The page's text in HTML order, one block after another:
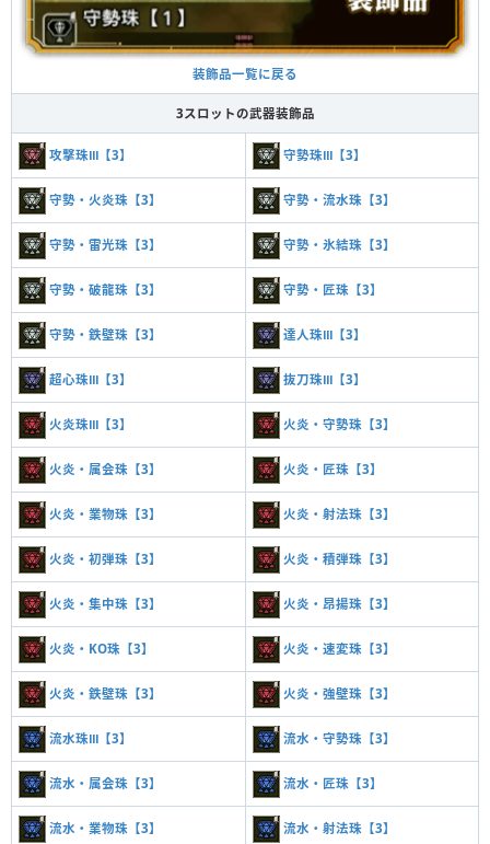
装飾品一覧に戻る
3スロットの武器装飾品
攻撃珠Ⅲ【3】 守勢珠Ⅲ【3】
守勢・火炎珠【3】 守勢・流水珠【3】
守勢・雷光珠【3】 守勢・氷結珠【3】
守勢・破龍珠【3】 守勢・匠珠【3】
守勢・鉄壁珠【3】 達人珠Ⅲ【3】
超心珠Ⅲ【3】 抜刀珠Ⅲ【3】
火炎珠Ⅲ【3】 火炎・守勢珠【3】
火炎・属会珠【3】 火炎・匠珠【3】
火炎・業物珠【3】 火炎・射法珠【3】
火炎・初弾珠【3】 火炎・積弾珠【3】
火炎・集中珠【3】 火炎・昂揚珠【3】
火炎・KO珠【3】 火炎・速変珠【3】
火炎・鉄壁珠【3】 火炎・強壁珠【3】
流水珠Ⅲ【3】 流水・守勢珠【3】
流水・属会珠【3】 流水・匠珠【3】
流水・業物珠【3】 流水・射法珠【3】